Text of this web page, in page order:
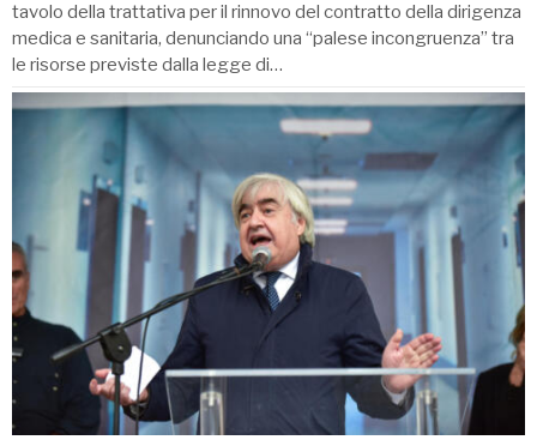
tavolo della trattativa per il rinnovo del contratto della dirigenza
medica e sanitaria, denunciando una “palese incongruenza” tra
le risorse previste dalla legge di…